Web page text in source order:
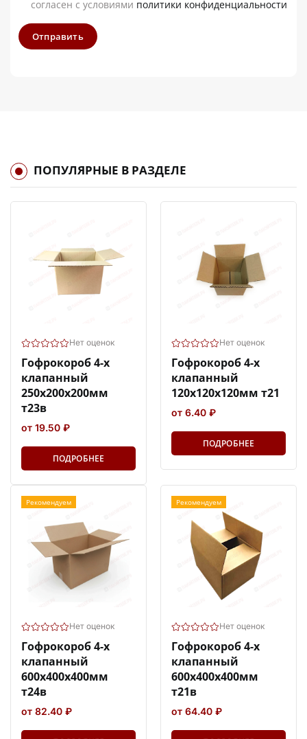
согласен с условиями политики конфиденциальности
Отправить
ПОПУЛЯРНЫЕ В РАЗДЕЛЕ
Нет оценок
Гофрокороб 4-х
клапанный
250х200х200мм
т23в
от 19.50 ₽
ПОДРОБНЕЕ
Нет оценок
Гофрокороб 4-х
клапанный
120х120х120мм т21
от 6.40 ₽
ПОДРОБНЕЕ
Рекомендуем
Нет оценок
Гофрокороб 4-х
клапанный
600х400х400мм
т24в
от 82.40 ₽
Рекомендуем
Нет оценок
Гофрокороб 4-х
клапанный
600х400х400мм
т21в
от 64.40 ₽